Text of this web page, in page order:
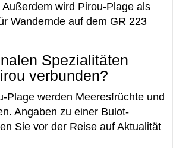
wird Pirou-Plage als
Wandernde auf dem GR 223
Spezialitäten
verbunden?
Plage werden Meeresfrüchte und
Angaben zu einer Bulot-
Sie vor der Reise auf Aktualität